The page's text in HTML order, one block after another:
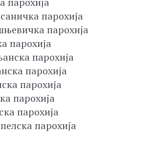
парохија
парохија
парохија
парохија
парохија
парохија
парохија
парохија
парохија